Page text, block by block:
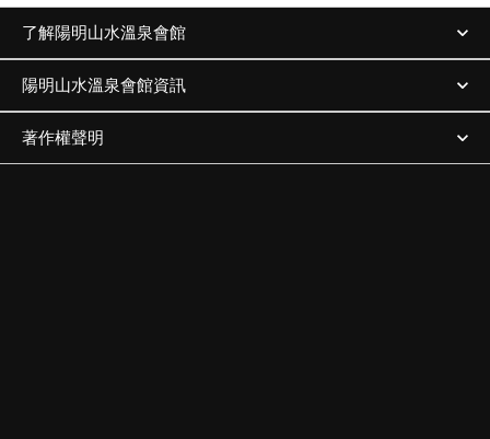
了解陽明山水溫泉會館
陽明山水溫泉會館資訊
著作權聲明